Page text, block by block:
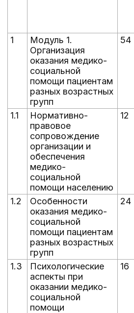
1
Модуль 1.
Организация
оказания медико-
социальной
помощи пациентам
разных возрастных
групп
54
1.1
Нормативно-
правовое
сопровождение
организации и
обеспечения
медико-
социальной
помощи населению
12
1.2
Особенности
оказания медико-
социальной
помощи пациентам
разных возрастных
групп
24
1.3
Психологические
аспекты при
оказании медико-
социальной
помощи
16